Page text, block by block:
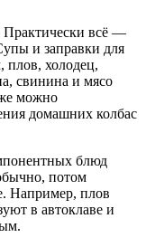
Практически всё —
и заправки для
плов, холодец,
свинина и мясо
можно
домашних колбас
блюд
потом
Например, плов
в автоклаве и